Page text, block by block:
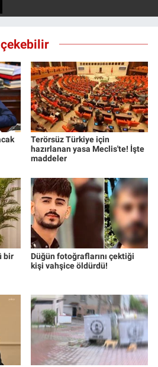
Terörsüz Türkiye için
hazırlanan yasa Meclis'te! İşte
maddeler
bir
Düğün fotoğraflarını çektiği
kişi vahşice öldürdü!